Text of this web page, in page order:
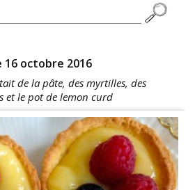
16 octobre 2016
de la pâte, des myrtilles, des
et le pot de lemon curd